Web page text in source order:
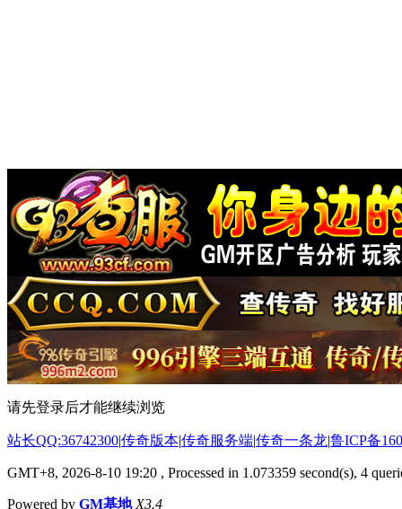
请先登录后才能继续浏览
站长QQ:36742300|传奇版本|传奇服务端|传奇一条龙|鲁ICP备
GMT+8, 2026-8-10 19:20 , Processed in 1.073359 second(s), 4
Powered by GM基地 X3.4